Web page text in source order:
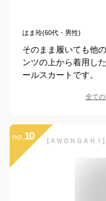
はま玲(60代・男性)
そのまま履いても他
ンツの上から着用し
ールスカートです。
全て
no. 10